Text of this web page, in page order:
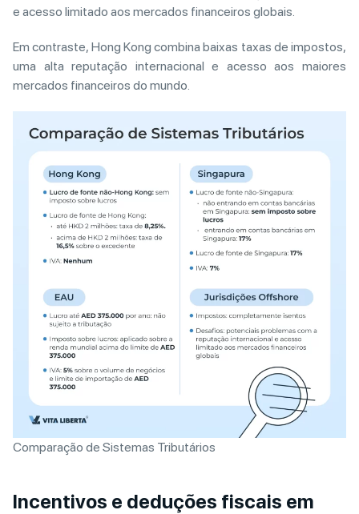
e acesso limitado aos mercados financeiros globais.
Em contraste, Hong Kong combina baixas taxas de impostos,
uma alta reputação internacional e acesso aos maiores
mercados financeiros do mundo.
Comparação de Sistemas Tributários
Incentivos e deduções fiscais em